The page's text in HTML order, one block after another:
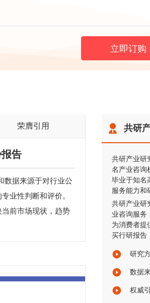
立即订购
荣膺引用
告
数据来源于对行业公
业性判断和评价。
前市场现状，趋势
共研
共研产业研
名产业咨询
毕业于知名
服务能力和
共研产业研
业咨询服务
为消费者提
买行研报告
研究
数据
权威